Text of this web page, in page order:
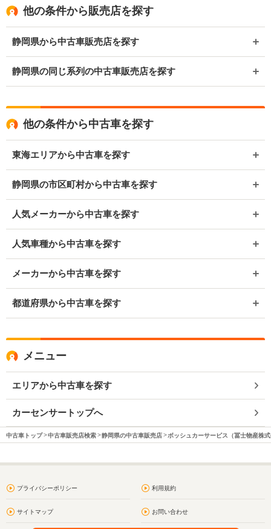
他の条件から販売店を探す
静岡県から中古車販売店を探す
静岡県の同じ系列の中古車販売店を探す
他の条件から中古車を探す
東海エリアから中古車を探す
静岡県の市区町村から中古車を探す
人気メーカーから中古車を探す
人気車種から中古車を探す
メーカーから中古車を探す
都道府県から中古車を探す
メニュー
エリアから中古車を探す
カーセンサートップへ
中古車トップ 中古車販売店検索 静岡県の中古車販売店 ボッシュカーサービス（冨士物産株
プライバシーポリシー 利用規約
サイトマップ お問い合わせ